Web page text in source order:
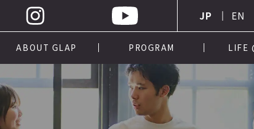
JP EN
ABOUT GLAP PROGRAM LIFE